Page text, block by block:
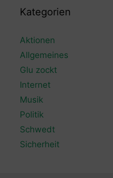
Kategorien
Aktionen
Allgemeines
Glu zockt
Internet
Musik
Politik
Schwedt
Sicherheit